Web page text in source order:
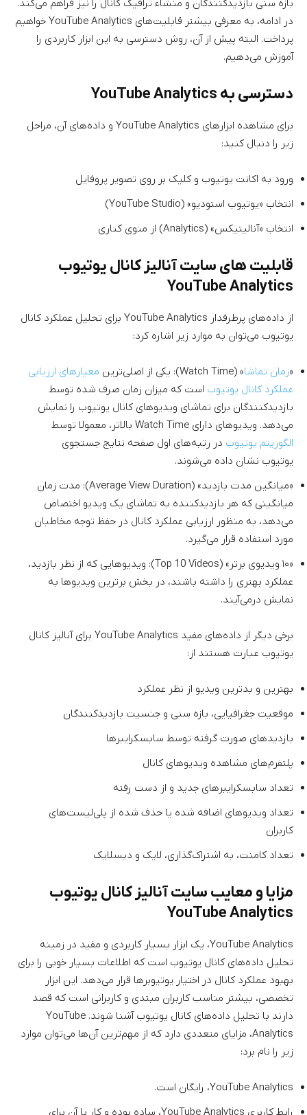
بازه سنی بازدیدکنندگان و منشاء ترافیک کانال را نیز فراهم می‌کند.
در ادامه، به معرفی بیشتر قابلیت‌های YouTube Analytics خواهیم
پرداخت. البته پیش از آن، روش دسترسی به این ابزار کاربردی را
آموزش می‌دهیم.
دسترسی به YouTube Analytics
برای مشاهده ابزارهای YouTube Analytics و داده‌های آن، مراحل
زیر را دنبال کنید:
ورود به اکانت یوتیوب و کلیک بر روی تصویر پروفایل
انتخاب «یوتیوب استودیو» (YouTube Studio)
انتخاب «آنالیتیکس» (Analytics) از منوی کناری
قابلیت های سایت آنالیز کانال یوتیوب
YouTube Analytics
از داده‌های پرطرفدار YouTube Analytics برای تحلیل عملکرد کانال
یوتیوب می‌توان به موارد زیر اشاره کرد:
«زمان تماشا» (Watch Time): یکی از اصلی‌ترین
معیارهای ارزیابی
عملکرد کانال یوتیوب است که میزان زمان صرف شده توسط
بازدیدکنندگان برای تماشای ویدیوهای کانال یوتیوب را نمایش
می‌دهد. ویدیوهای دارای Watch Time بالاتر، معمولا توسط
الگوریتم یوتیوب در رتبه‌های اول صفحه نتایج جستجوی
یوتیوب نشان داده می‌شوند.
«میانگین مدت بازدید» (Average View Duration): مدت زمان
میانگینی که هر بازدیدکننده به تماشای یک ویدیو اختصاص
می‌دهد، به منظور ارزیابی عملکرد کانال در حفظ توجه مخاطبان
مورد استفاده قرار می‌گیرد.
«۱۰ ویدیوی برتر» (Top 10 Videos): ویدیوهایی که از نظر بازدید،
عملکرد بهتری را داشته باشند، در بخش برترین ویدیوها به
نمایش درمی‌آیند.
برخی دیگر از داده‌های مفید YouTube Analytics برای آنالیز کانال
یوتیوب عبارت هستند از:
بهترین و بدترین ویدیو از نظر عملکرد
موقعیت جغرافیایی، بازه سنی و جنسیت بازدیدکنندگان
بازدیدهای صورت گرفته توسط سابسکرایبرها
پلتفرم‌های مشاهده ویدیوهای کانال
تعداد سابسکرایبرهای جدید و از دست رفته
تعداد ویدیوهای اضافه شده یا حذف شده از پلی‌لیست‌های
کاربران
تعداد کامنت، به اشتراک‌گذاری، لایک و دیسلایک
مزایا و معایب سایت آنالیز کانال یوتیوب
YouTube Analytics
YouTube Analytics، یک ابزار بسیار کاربردی و مفید در زمینه
تحلیل داده‌های کانال یوتیوب است که اطلاعات بسیار خوبی را برای
بهبود عملکرد کانال در اختیار یوتیوبرها قرار می‌دهد. این ابزار
تخصصی، بیشتر مناسب کاربران مبتدی و کاربرانی است که قصد
دارند با تحلیل داده‌های کانال یوتیوب آشنا شوند. YouTube
Analytics، مزایای متعددی دارد که از مهم‌ترین آن‌ها می‌توان موارد
زیر را نام برد:
YouTube Analytics، رایگان است.
رابط کاربری YouTube Analytics، ساده بوده و کار با آن برای